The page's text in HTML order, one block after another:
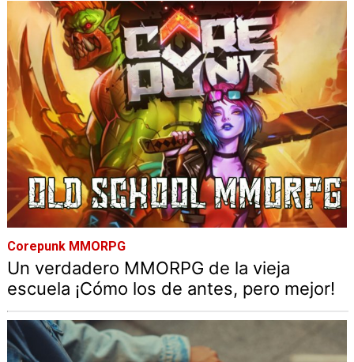
Corepunk MMORPG
Un verdadero MMORPG de la vieja
escuela ¡Cómo los de antes, pero mejor!